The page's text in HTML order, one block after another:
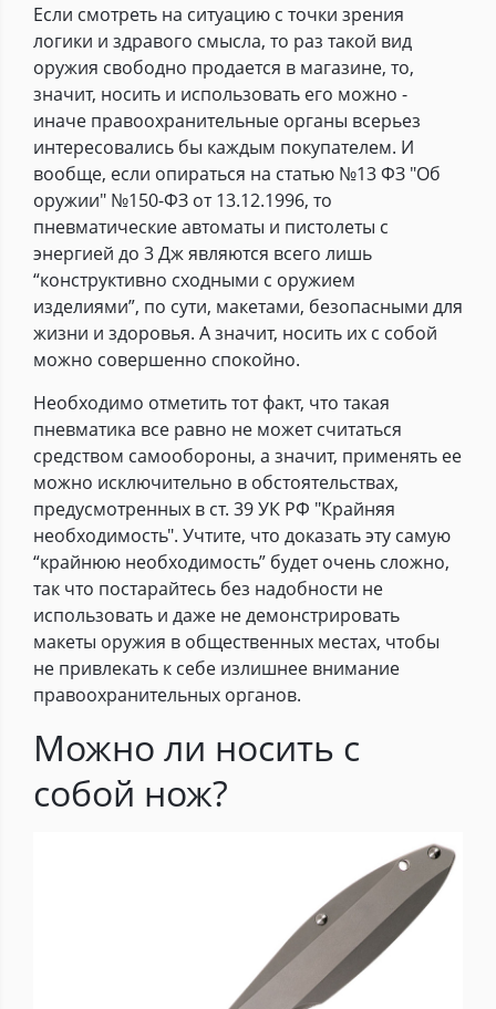
Если смотреть на ситуацию с точки зрения
логики и здравого смысла, то раз такой вид
оружия свободно продается в магазине, то,
значит, носить и использовать его можно -
иначе правоохранительные органы всерьез
интересовались бы каждым покупателем. И
вообще, если опираться на статью №13 ФЗ "Об
оружии" №150-ФЗ от 13.12.1996, то
пневматические автоматы и пистолеты с
энергией до 3 Дж являются всего лишь
“конструктивно сходными с оружием
изделиями”, по сути, макетами, безопасными для
жизни и здоровья. А значит, носить их с собой
можно совершенно спокойно.
Необходимо отметить тот факт, что такая
пневматика все равно не может считаться
средством самообороны, а значит, применять ее
можно исключительно в обстоятельствах,
предусмотренных в ст. 39 УК РФ "Крайняя
необходимость". Учтите, что доказать эту самую
“крайнюю необходимость” будет очень сложно,
так что постарайтесь без надобности не
использовать и даже не демонстрировать
макеты оружия в общественных местах, чтобы
не привлекать к себе излишнее внимание
правоохранительных органов.
Можно ли носить с
собой нож?